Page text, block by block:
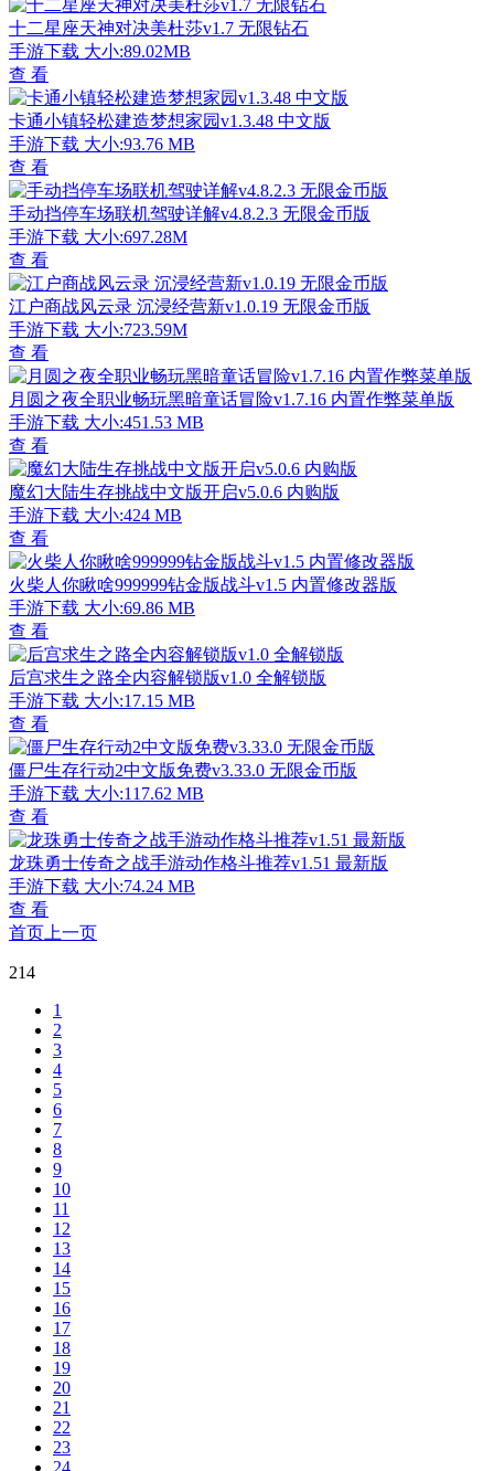
十二星座天神对决美杜莎v1.7 无限钻石
手游下载 大小:89.02MB
查 看
卡通小镇轻松建造梦想家园v1.3.48 中文版
手游下载 大小:93.76 MB
查 看
手动挡停车场联机驾驶详解v4.8.2.3 无限金币版
手游下载 大小:697.28M
查 看
江户商战风云录 沉浸经营新v1.0.19 无限金币版
手游下载 大小:723.59M
查 看
月圆之夜全职业畅玩黑暗童话冒险v1.7.16 内置作弊菜单版
手游下载 大小:451.53 MB
查 看
魔幻大陆生存挑战中文版开启v5.0.6 内购版
手游下载 大小:424 MB
查 看
火柴人你瞅啥999999钻金版战斗v1.5 内置修改器版
手游下载 大小:69.86 MB
查 看
后宫求生之路全内容解锁版v1.0 全解锁版
手游下载 大小:17.15 MB
查 看
僵尸生存行动2中文版免费v3.33.0 无限金币版
手游下载 大小:117.62 MB
查 看
龙珠勇士传奇之战手游动作格斗推荐v1.51 最新版
手游下载 大小:74.24 MB
查 看
首页 上一页
214
1
2
3
4
5
6
7
8
9
10
11
12
13
14
15
16
17
18
19
20
21
22
23
24